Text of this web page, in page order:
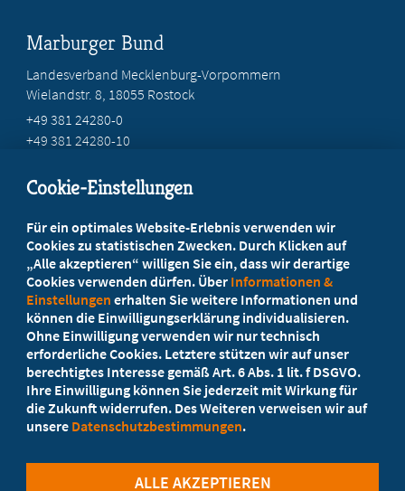
Marburger Bund
Landesverband Mecklenburg-Vorpommern
Wielandstr. 8, 18055 Rostock
+49 381 24280-0
+49 381 24280-10
Ihr Landesverband berät Sie!
Ansprechpartner
Werden Sie jetzt Mitglied
5 Vorteile einer MB-Mitgliedschaft
Cookie-Einstellungen
Für ein optimales Website-Erlebnis verwenden wir
Cookies zu statistischen Zwecken. Durch Klicken auf
„Alle akzeptieren“ willigen Sie ein, dass wir derartige
Cookies verwenden dürfen. Über Informationen &
Einstellungen erhalten Sie weitere Informationen und
können die Einwilligungserklärung individualisieren.
Ohne Einwilligung verwenden wir nur technisch
erforderliche Cookies. Letztere stützen wir auf unser
berechtigtes Interesse gemäß Art. 6 Abs. 1 lit. f DSGVO.
Ihre Einwilligung können Sie jederzeit mit Wirkung für
die Zukunft widerrufen. Des Weiteren verweisen wir auf
unsere Datenschutzbestimmungen.
ALLE AKZEPTIEREN